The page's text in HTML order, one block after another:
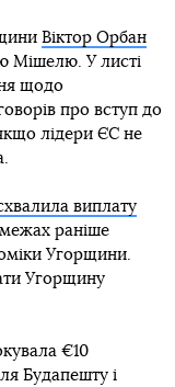
Віктор Орбан
Мішелю. У листі
щодо
про вступ до
лідери ЄС не
виплату
раніше
Угорщини.
Угорщину
€10
Будапешту і